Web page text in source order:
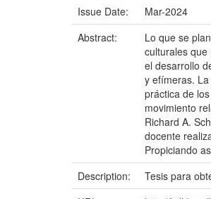
Issue Date:
Mar-2024
Abstract:
Lo que se
culturales
el desarrollo
y efímeras.
práctica de
movimiento
Richard A.
docente
Propiciando
Description:
Tesis para